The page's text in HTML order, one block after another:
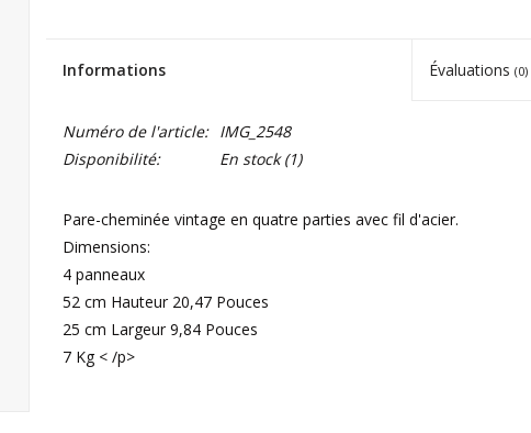
Informations Évaluations(0)
Numéro de l'article:
IMG_2548
Disponibilité:
En stock(1)
Pare-cheminée vintage en quatre parties avec fil d'acier.
Dimensions:
4 panneaux
52 cm Hauteur 20,47 Pouces
25 cm Largeur 9,84 Pouces
7 Kg < /p>